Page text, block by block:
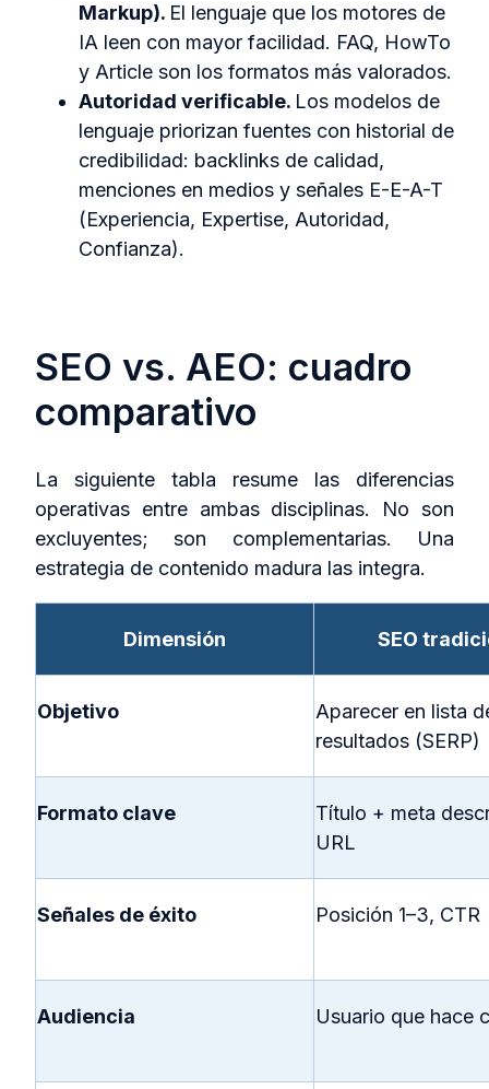
Markup). El lenguaje que los motores de
IA leen con mayor facilidad. FAQ, HowTo
y Article son los formatos más valorados.
Autoridad verificable. Los modelos de
lenguaje priorizan fuentes con historial de
credibilidad: backlinks de calidad,
menciones en medios y señales E-E-A-T
(Experiencia, Expertise, Autoridad,
Confianza).
SEO vs. AEO: cuadro
comparativo
La siguiente tabla resume las diferencias
operativas entre ambas disciplinas. No son
excluyentes; son complementarias. Una
estrategia de contenido madura las integra.
Dimensión SEO
Objetivo
Aparecer en lista
resultados (SERP)
Formato clave
Título + meta
URL
Señales de éxito Posición 1–3, CTR
Audiencia Usuario que hace